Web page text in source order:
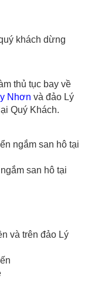
khách dừng
thủ tục bay về
Nhơn và đảo Lý
Quý Khách.
san hô tại
và trên đảo Lý